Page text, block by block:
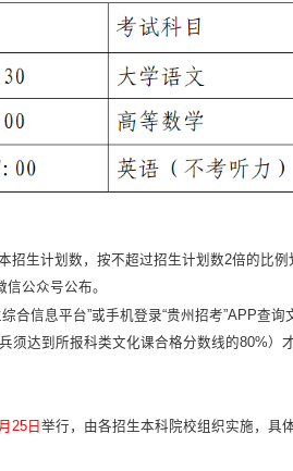
招生计划数，按不超过招生计划数2倍的比例
公众号公布。
合信息平台”或手机登录“贵州招考”APP查询
须达到所报科类文化课合格分数线的80%）
25日举行，由各招生本科院校组织实施，具